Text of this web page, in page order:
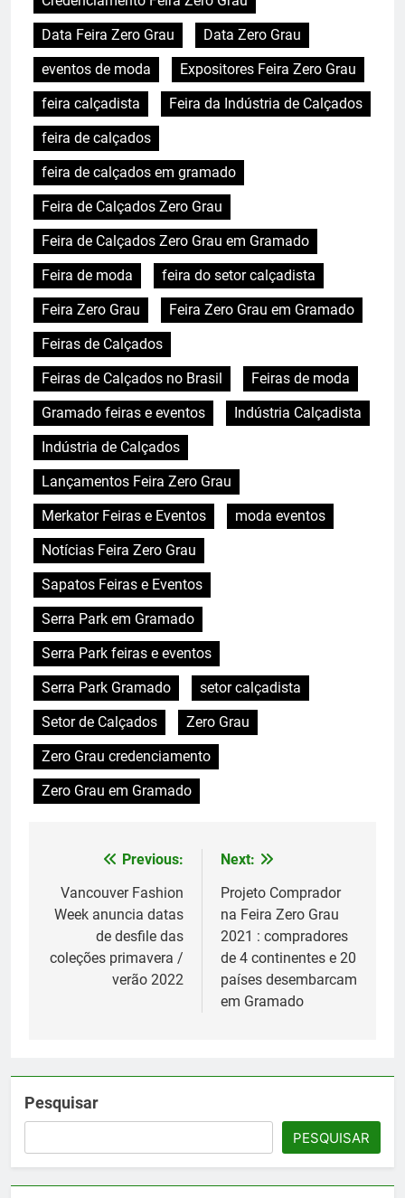
Data Feira Zero Grau
Data Zero Grau
eventos de moda
Expositores Feira Zero Grau
feira calçadista
Feira da Indústria de Calçados
feira de calçados
feira de calçados em gramado
Feira de Calçados Zero Grau
Feira de Calçados Zero Grau em Gramado
Feira de moda
feira do setor calçadista
Feira Zero Grau
Feira Zero Grau em Gramado
Feiras de Calçados
Feiras de Calçados no Brasil
Feiras de moda
Gramado feiras e eventos
Indústria Calçadista
Indústria de Calçados
Lançamentos Feira Zero Grau
Merkator Feiras e Eventos
moda eventos
Notícias Feira Zero Grau
Sapatos Feiras e Eventos
Serra Park em Gramado
Serra Park feiras e eventos
Serra Park Gramado
setor calçadista
Setor de Calçados
Zero Grau
Zero Grau credenciamento
Zero Grau em Gramado
Navegação
de
Previous:
Vancouver Fashion
Week anuncia datas
de desfile das
coleções primavera /
verão 2022
Next:
Projeto Comprador
na Feira Zero Grau
2021 : compradores
de 4 continentes e 20
países desembarcam
em Gramado
Pesquisar
PESQUISAR